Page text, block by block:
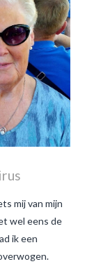
mij van mijn
wel eens de
ik een